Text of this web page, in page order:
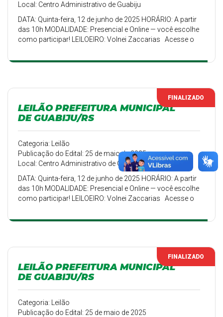
Local: Centro Administrativo de Guabiju
DATA: Quinta-feira, 12 de junho de 2025 HORÁRIO: A partir
das 10h MODALIDADE: Presencial e Online — você escolhe
como participar! LEILOEIRO: Volnei Zaccarias Acesse o
https://www.zaccariasleiloes.com.br/leilao/leilao-
agrícolas como retroescavadeira,...
FINALIZADO
LEILÃO PREFEITURA MUNICIPAL
DE GUABIJU/RS
Categoria: Leilão
Publicação do Edital: 25 de maio de 2025
Local: Centro Administrativo de Guabiju
DATA: Quinta-feira, 12 de junho de 2025 HORÁRIO: A partir
das 10h MODALIDADE: Presencial e Online — você escolhe
como participar! LEILOEIRO: Volnei Zaccarias Acesse o
www.zaccariasleiloes.com.br Destaques do Leilão:
lugares, Equipamentos: betoneira,...
FINALIZADO
LEILÃO PREFEITURA MUNICIPAL
DE GUABIJU/RS
Categoria: Leilão
Publicação do Edital: 25 de maio de 2025